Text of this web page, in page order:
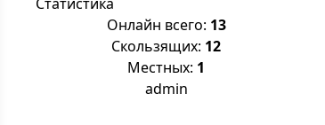
Онлайн всего: 13
Скользящих: 12
Местных: 1
admin